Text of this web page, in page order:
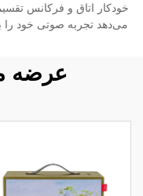
خودکار اتاق و فرکانس
می‌دهد تجربه صوتی خود را
عرضه